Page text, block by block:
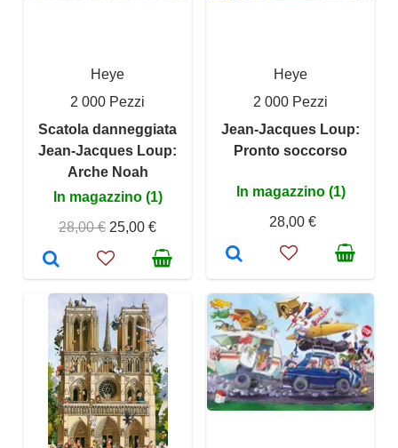
Heye
2 000 Pezzi
Scatola danneggiata
Jean-Jacques Loup:
Arche Noah
In magazzino (1)
28,00 € 25,00 €
Heye
2 000 Pezzi
Jean-Jacques Loup:
Pronto soccorso
In magazzino (1)
28,00 €